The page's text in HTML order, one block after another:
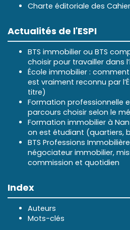
Charte éditoriale des Cahiers
Actualités de l'ESPI
BTS immobilier ou BTS
choisir pour travailler dans
École immobilier :
est vraiment reconnu par
titre)
Formation professionnelle
parcours choisir selon le
Formation immobilier à
on est étudiant (quartiers,
BTS Professions
négociateur immobilier,
commission et quotidien
Index
Auteurs
Mots-clés